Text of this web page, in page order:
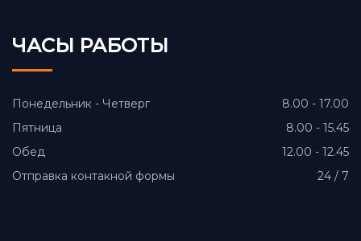
ЧАСЫ РАБОТЫ
Понедельник - Четверг
8.00 - 17.00
Пятница
8.00 - 15.45
Обед
12.00 - 12.45
Отправка контакной формы
24 / 7